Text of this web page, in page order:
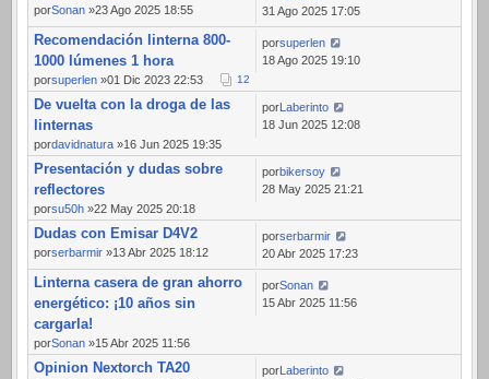
porSonan »23 Ago 2025 18:55
31 Ago 2025 17:05
Recomendación linterna 800-
1000 lúmenes 1 hora
porsuperlen »01 Dic 2023 22:53 12
porsuperlen
18 Ago 2025 19:10
De vuelta con la droga de las
linternas
pordavidnatura »16 Jun 2025 19:35
por Laberinto
18 Jun 2025 12:08
Presentación y dudas sobre
reflectores
porsu50h »22 May 2025 20:18
porbikersoy
28 May 2025 21:21
Dudas con Emisar D4V2
porserbarmir »13 Abr 2025 18:12
porserbarmir
20 Abr 2025 17:23
Linterna casera de gran ahorro
energético: ¡10 años sin
cargarla!
porSonan »15 Abr 2025 11:56
porSonan
15 Abr 2025 11:56
Opinion Nextorch TA20 por Laberinto